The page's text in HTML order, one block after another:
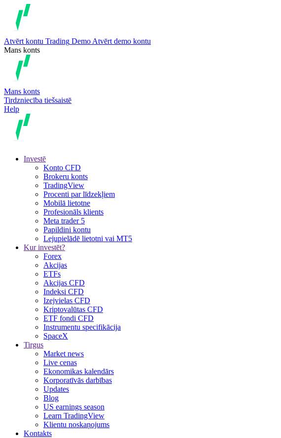
Atvērt kontu Trading Demo Atvērt demo kontu
Mans konts
Mans konts
Tirdzniecība tiešsaistē
Help
Investē
Konto CFD
Brokeru konts
TradingView
Procenti par līdzekļiem
Mobilā lietotne
Profesionāls klients
Meta trader 5
Papildini kontu
Lejupielādē lietotni vai MT5
Kur investēt?
Forex
Akcijas
ETFs
Akcijas CFD
Indeksi CFD
Izejvielas CFD
Kriptovalūtas CFD
ETF fondi CFD
Instrumentu specifikācija
SpaceX
Tirgus
Market news
Live cenas
Ekonomikas kalendārs
Korporatīvās darbības
Updates
Blog
US earnings season
Learn TradingView
Klientu noskaņojums
Kontakts